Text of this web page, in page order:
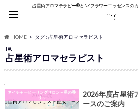
占星術アロマテラピー®︎とNZフラワーエッセンスの
HOME タグ : 占星術アロマセラピスト
TAG
占星術アロマセラピスト
ネイチャーヒーリングサロン～星の香
り～
2026年度占星術
ースのご案内